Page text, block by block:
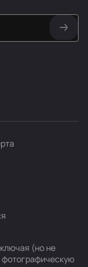
(но не
фотографическую